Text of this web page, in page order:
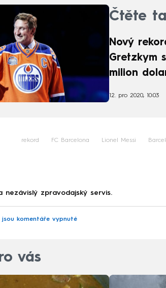
Čtěte
Nový
Gretzkym
milion
12. pro 2020, 10:03
rekord FC Barcelona Lionel Messi
nezávislý zpravodajský servis.
komentáře vypnuté
vás